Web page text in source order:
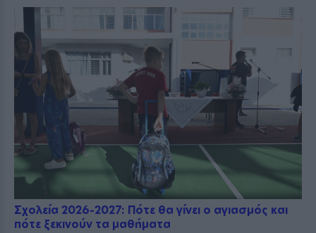
Σχολεία 2026-2027: Πότε θα γίνει ο αγιασμός και
πότε ξεκινούν τα μαθήματα